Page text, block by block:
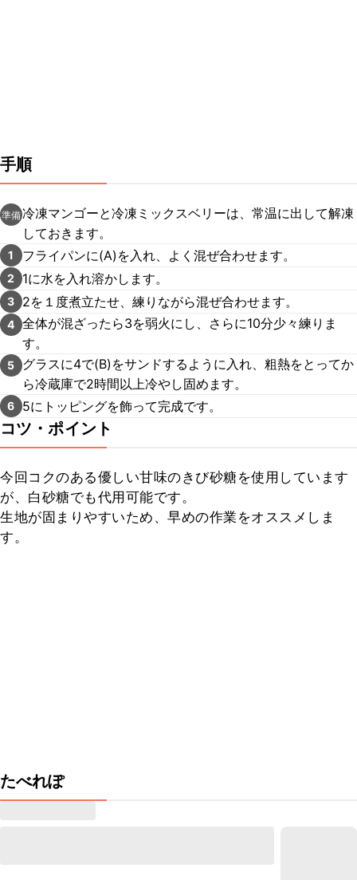
手順
準備冷凍マンゴーと冷凍ミックスベリーは、常温に出して解凍
しておきます。
1 フライパンに(A)を入れ、よく混ぜ合わせます。
2 1に水を入れ溶かします。
3 2を１度煮立たせ、練りながら混ぜ合わせます。
4 全体が混ざったら3を弱火にし、さらに10分少々練りま
す。
5
グラスに4で(B)をサンドするように入れ、粗熱をとってか
ら冷蔵庫で2時間以上冷やし固めます。
6 5にトッピングを飾って完成です。
コツ・ポイント
今回コクのある優しい甘味のきび砂糖を使用しています
が、白砂糖でも代用可能です。
生地が固まりやすいため、早めの作業をオススメしま
す。
たべれぽ